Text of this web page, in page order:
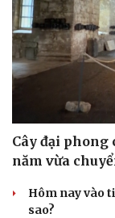
Cây đại phong
năm vừa
Hôm nay vào
sao?